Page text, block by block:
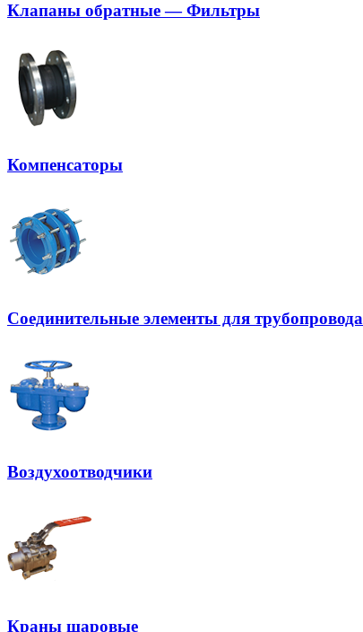
Клапаны обратные — Фильтры
Компенсаторы
Соединительные элементы для трубопровода
Воздухоотводчики
Краны шаровые